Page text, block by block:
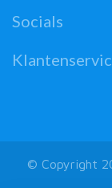
Socials
© Copyright